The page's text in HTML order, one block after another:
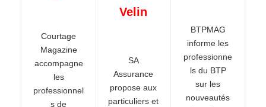
Courtage
Magazine
accompagne
les
professionnel
s de
Velin
SA
Assurance
propose aux
particuliers et
BTPMAG
informe les
professionne
ls du BTP
sur les
nouveautés